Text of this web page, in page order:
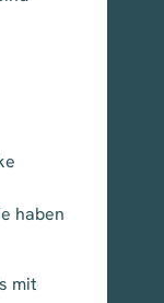
haben
mit